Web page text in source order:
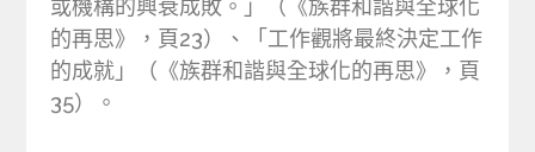
或機構的興衰成敗。」（《族群和諧與全球化
的再思》，頁23）、「工作觀將最終決定工作
的成就」（《族群和諧與全球化的再思》，頁
35）。